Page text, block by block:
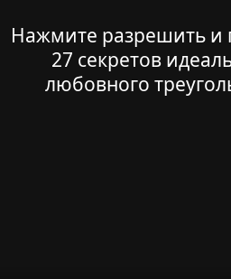
Нажмите разрешить и
27 секретов
любовного